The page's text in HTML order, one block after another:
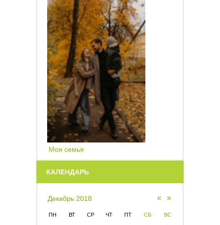
Моя семья
КАЛЕНДАРЬ
«
Декабрь 2018 »
ПН ВТ СР ЧТ ПТ СБ ВС